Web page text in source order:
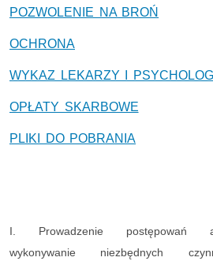
POZWOLENIE NA BROŃ
OCHRONA
WYKAZ LEKARZY I
OPŁATY SKARBOWE
PLIKI DO POBRANIA
I. Prowadzenie postępowań
wykonywanie niezbędnych